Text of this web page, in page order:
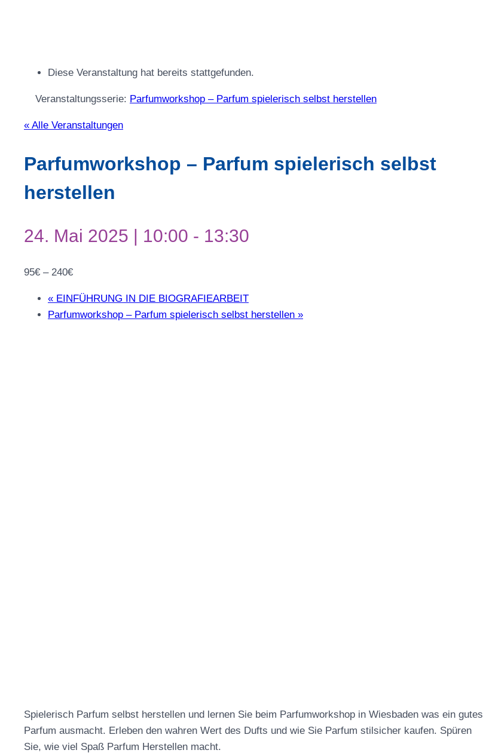
Diese Veranstaltung hat bereits stattgefunden.
Veranstaltungsserie: Parfumworkshop – Parfum spielerisch selbst herstellen
« Alle Veranstaltungen
Parfumworkshop – Parfum spielerisch selbst
herstellen
24. Mai 2025 | 10:00 - 13:30
95€ – 240€
« EINFÜHRUNG IN DIE BIOGRAFIEARBEIT
Parfumworkshop – Parfum spielerisch selbst herstellen »
Spielerisch Parfum selbst herstellen und lernen Sie beim Parfumworkshop in Wiesbaden was ein gutes
Parfum ausmacht. Erleben den wahren Wert des Dufts und wie Sie Parfum stilsicher kaufen. Spüren
Sie, wie viel Spaß Parfum Herstellen macht.